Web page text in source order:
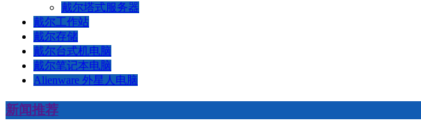
戴尔塔式服务器
戴尔工作站
戴尔存储
戴尔台式机电脑
戴尔笔记本电脑
Alienware 外星人电脑
新闻推荐